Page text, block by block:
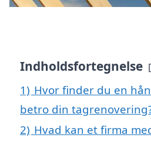
Indholdsfortegnelse
1) Hvor finder du en
betro din
2) Hvad kan et firma